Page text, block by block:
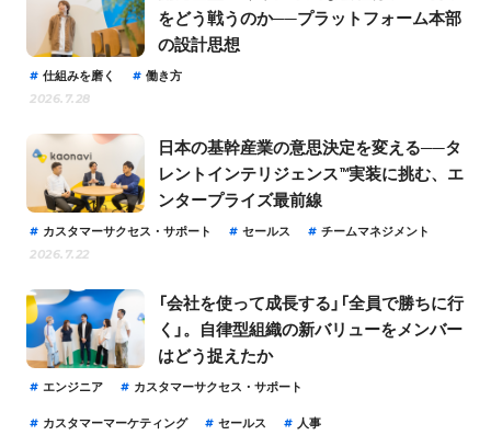
をどう戦うのか──プラットフォーム本部
の設計思想
仕組みを磨く
働き方
2026.7.28
日本の基幹産業の意思決定を変える──タ
レントインテリジェンス™実装に挑む、エ
ンタープライズ最前線
カスタマーサクセス・サポート セールス
チームマネジメント
2026.7.22
「会社を使って成長する」「全員で勝ちに行
く」。自律型組織の新バリューをメンバー
はどう捉えたか
エンジニア
カスタマーサクセス・サポート
カスタマーマーケティング
セールス
人事